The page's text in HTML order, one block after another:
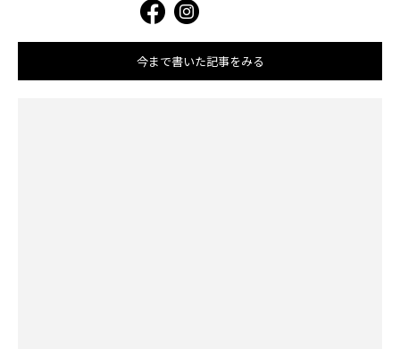
今まで書いた記事をみる